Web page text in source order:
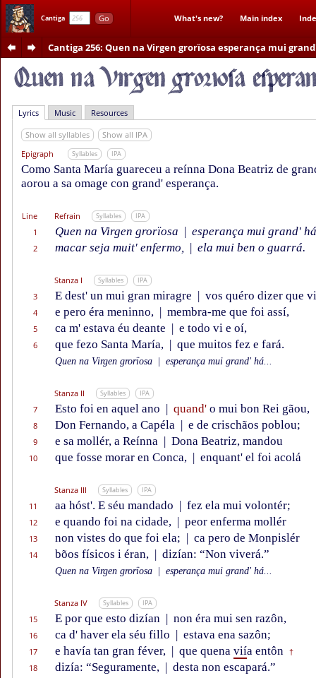
Cantiga Go What's new? Main index
Cantiga 256: Quen na Virgen grorïosa esperança mui
Lyrics Music Resources
Show all syllables
Show all IPA
Epigraph
Syllables IPA
Como Santa María guareceu a reínna Dona Beatriz de
aorou a sa omage con grand' esperança.
Line Refrain Syllables IPA
1 Quen na Virgen grorïosa | esperança mui grand'
2 macar seja muit' enfermo, | ela mui ben o guarrá.
Stanza I Syllables IPA
3 E dest' un mui gran miragre | vos quéro dizer que
4 e pero éra meninno, | membra-me que foi assí,
5 ca m' estava éu deante | e todo vi e oí,
6 que fezo Santa María, | que muitos fez e fará.
Quen na Virgen grorïosa esperança mui grand' há...
Stanza II Syllables IPA
7 Esto foi en aquel ano | quand' o mui bon Rei gãou,
8 Don Fernando, a Capéla | e de crischãos poblou;
9 e sa mollér, a Reínna | Dona Beatriz, mandou
10 que fosse morar en Conca, | enquant' el foi acolá
Stanza III Syllables IPA
11 aa hóst'. E séu mandado | fez ela mui volontér;
12 e quando foi na cidade, | peor enferma mollér
13 non vistes do que foi ela; | ca pero de Monpislér
14 bõos físicos i éran, | dizían: “Non viverá.”
Quen na Virgen grorïosa esperança mui grand' há...
Stanza IV Syllables IPA
15 E por que esto dizían | non éra mui sen razôn,
16 ca d' haver ela séu fillo | estava ena sazôn;
17 e havía tan gran féver, | que quena viía entôn †
18 dizía: “Seguramente, | desta non escapará.”